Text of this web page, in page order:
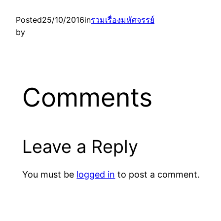
Posted25/10/2016inรวมเรื่องมหัศจรรย์
by
Comments
Leave a Reply
You must be logged in to post a comment.